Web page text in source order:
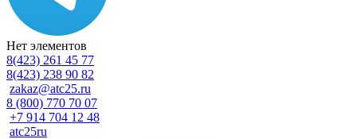
Нет элементов
8(423) 261 45 77
8(423) 238 90 82
zakaz@atc25.ru
8 (800) 770 70 07
+7 914 704 12 48
atc25ru